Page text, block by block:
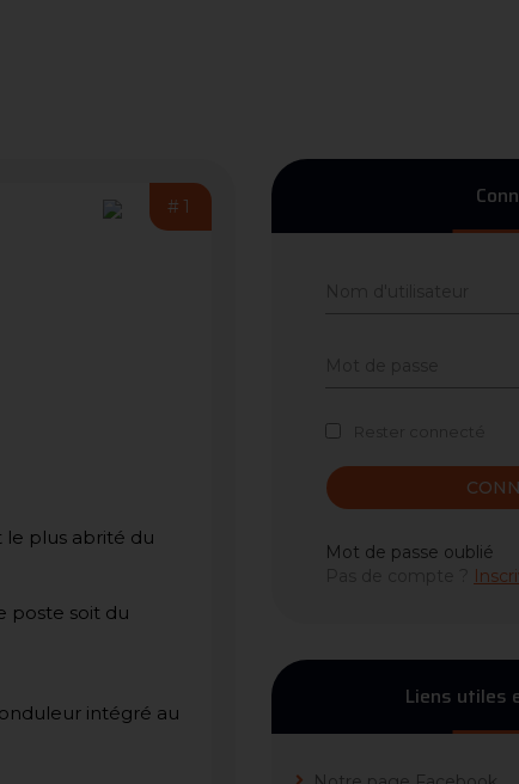
#1
le plus abrité du
poste soit du
intégré au
Mot de passe oublié
Liens utiles